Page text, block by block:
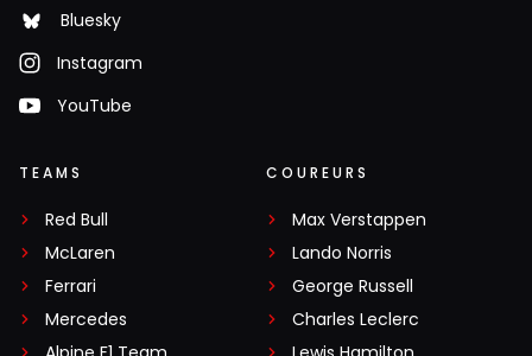
Bluesky
Instagram
YouTube
TEAMS
Red Bull
McLaren
Ferrari
Mercedes
COUREURS
Max Verstappen
Lando Norris
George Russell
Charles Leclerc